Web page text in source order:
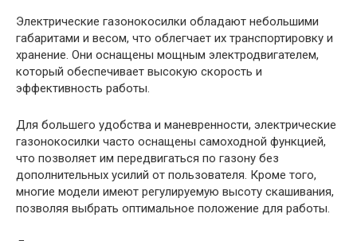
Электрические газонокосилки обладают небольшими
габаритами и весом, что облегчает их транспортировку и
хранение. Они оснащены мощным электродвигателем,
который обеспечивает высокую скорость и
эффективность работы.
Для большего удобства и маневренности, электрические
газонокосилки часто оснащены самоходной функцией,
что позволяет им передвигаться по газону без
дополнительных усилий от пользователя. Кроме того,
многие модели имеют регулируемую высоту скашивания,
позволяя выбрать оптимальное положение для работы.